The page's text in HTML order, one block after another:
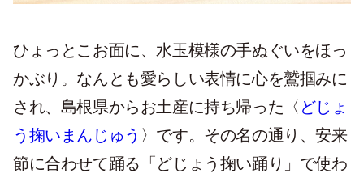
ひょっとこお面に、水玉模様の手ぬぐいをほっ
かぶり。なんとも愛らしい表情に心を鷲掴みに
され、島根県からお土産に持ち帰った〈 どじょ
う掬いまんじゅう 〉です。その名の通り、安来
節に合わせて踊る「どじょう掬い踊り」で使わ